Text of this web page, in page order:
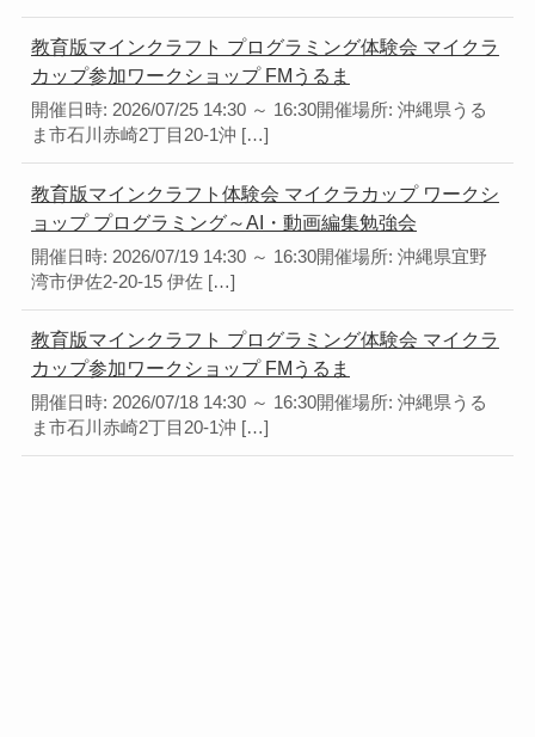
教育版マインクラフト プログラミング体験会 マイクラ
カップ参加ワークショップ FMうるま
開催日時: 2026/07/25 14:30 ～ 16:30開催場所: 沖縄県うる
ま市石川赤崎2丁目20-1沖 […]
教育版マインクラフト体験会 マイクラカップ ワークシ
ョップ プログラミング～AI・動画編集勉強会
開催日時: 2026/07/19 14:30 ～ 16:30開催場所: 沖縄県宜野
湾市伊佐2-20-15 伊佐 […]
教育版マインクラフト プログラミング体験会 マイクラ
カップ参加ワークショップ FMうるま
開催日時: 2026/07/18 14:30 ～ 16:30開催場所: 沖縄県うる
ま市石川赤崎2丁目20-1沖 […]